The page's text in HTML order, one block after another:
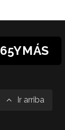
65YMÁS
Ir arriba